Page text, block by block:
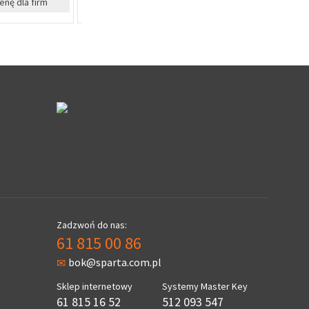
Zadzwoń do nas:
61 815 00 86
bok@sparta.com.pl
Sklep internetowy
61 815 16 52
Systemy Master Key
512 093 547